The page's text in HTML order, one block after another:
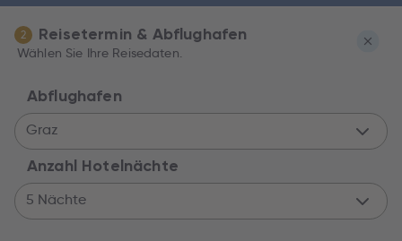
2 Reisetermin & Abflughafen
Wählen Sie Ihre Reisedaten.
Abflughafen
Graz
Anzahl Hotelnächte
5 Nächte